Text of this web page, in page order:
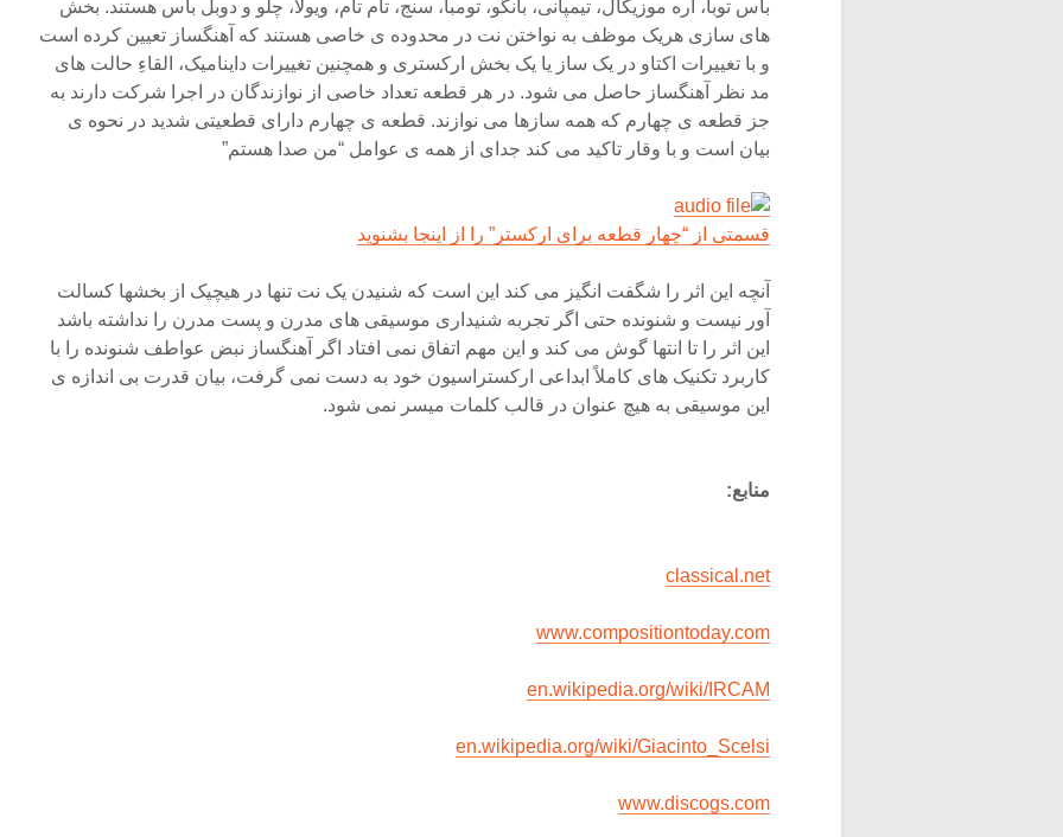
باس توبا، اره موزیکال، تیمپانی، بانگو، تومبا، سنج، تام تام، ویولا، چلو و دوبل باس هستند. بخش
های سازی هریک موظف به نواختن نت در محدوده ی خاصی هستند که آهنگساز تعیین کرده است
و با تغییرات اکتاو در یک ساز یا یک بخش ارکستری و همچنین تغییرات داینامیک، القاءِ حالت های
مد نظر آهنگساز حاصل می شود. در هر قطعه تعداد خاصی از نوازندگان در اجرا شرکت دارند به
جز قطعه ی چهارم که همه سازها می نوازند. قطعه ی چهارم دارای قطعیتی شدید در نحوه ی
بیان است و با وقار تاکید می کند جدای از همه ی عوامل “من صدا هستم”
قسمتی از “چهار قطعه برای ارکستر” را از اینجا بشنوید
آنچه این اثر را شگفت انگیز می کند این است که شنیدن یک نت تنها در هیچیک از بخشها کسالت
آور نیست و شنونده حتی اگر تجربه شنیداری موسیقی های مدرن و پست مدرن را نداشته باشد
این اثر را تا انتها گوش می کند و این مهم اتفاق نمی افتاد اگر آهنگساز نبض عواطف شنونده را با
کاربرد تکنیک های کاملاً ابداعی ارکستراسیون خود به دست نمی گرفت، بیان قدرت بی اندازه ی
این موسیقی به هیچ عنوان در قالب کلمات میسر نمی شود.
منابع:
classical.net
www.compositiontoday.com
en.wikipedia.org/wiki/IRCAM
en.wikipedia.org/wiki/Giacinto_Scelsi
www.discogs.com